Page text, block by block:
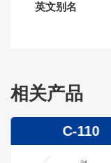
英文别名
相关产品
C-110